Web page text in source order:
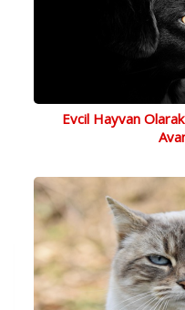
Evcil Hayvan